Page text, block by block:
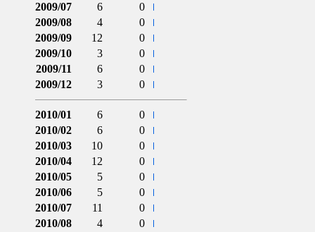
2009/07
6
0
2009/08
4
0
2009/09
12
0
2009/10
3
0
2009/11
6
0
2009/12
3 0
2010/01 6
0
2010/02
6
0
2010/03
10
0
2010/04
12
0
2010/05
5
0
2010/06
5
0
2010/07
11
0
2010/08
4
0